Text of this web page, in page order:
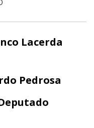
Lacerda
Pedrosa